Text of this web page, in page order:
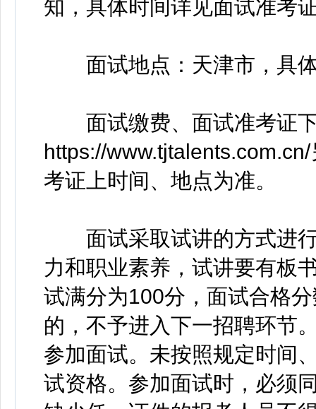
知，具体时间详见面试准考
面试地点：天津市，具体
面试缴费、面试准考证下
https://
考证上时间、地点为准。
面试采取试讲的方式进行
力和职业素养，试讲要有板
试满分为100分，面试合格
的，不予进入下一招聘环节
参加面试。未按照规定时间
试资格。参加面试时，必须